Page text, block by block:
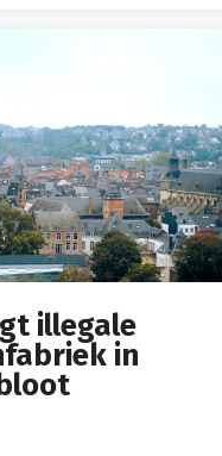
illegale
in